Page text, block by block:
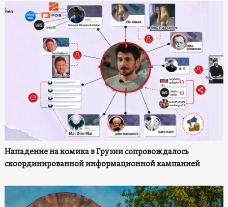
Нападение на комика в Грузии сопровождалось
скоординированной информационной кампанией